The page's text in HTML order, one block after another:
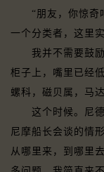
“朋友，你惊奇吧
一个分类者，这里
我并不需要鼓励
柜子上，嘴里已经
螺科，磁贝属，马
这个时候。尼德
尼摩船长会谈的情
从哪里来，到哪里